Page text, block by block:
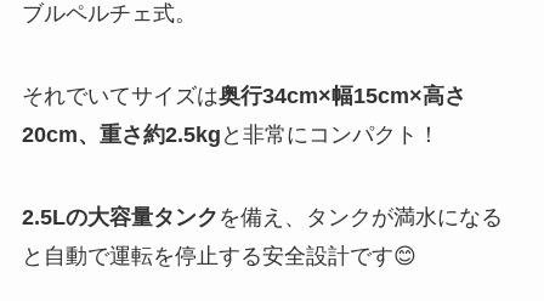
ブルペルチェ式。
それでいてサイズは奥行34cm×幅15cm×高さ
20cm、重さ約2.5kg と非常にコンパクト！
2.5Lの大容量タンク を備え、タンクが満水になる
と自動で運転を停止する安全設計です😊